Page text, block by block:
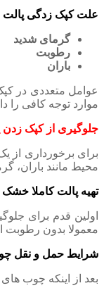
علت کپک زدگی
گرمای شدید
رطوبت
باران
عوامل متعددی در
موارد توجه کافی را
جلوگیری از کپک زدن
برای برخورداری از
محیط مانند باران،
تهیه پالت کاملا خشک
اولین قدم برای
معمولا بدون رطوبت
شرایط حمل و نقل
بعد از اینکه چوب